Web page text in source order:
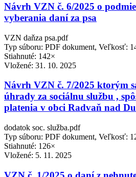
Návrh VZN č. 6/2025 o
vyberania daní za psa
VZN daňza psa.pdf
Typ súboru: PDF dokument, Veľkosť:
Stiahnuté: 142×
Vložené: 31. 10. 2025
Návrh VZN č. 7/2025 ktorým
úhrady za sociálnu službu ,
platenia v obci Radvaň nad
dodatok soc. služba.pdf
Typ súboru: PDF dokument, Veľkosť:
Stiahnuté: 126×
Vložené: 5. 11. 2025